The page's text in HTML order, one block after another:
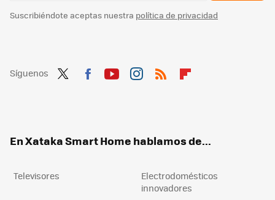
Suscribiéndote aceptas nuestra política de privacidad
Síguenos
En Xataka Smart Home hablamos de...
Televisores
Electrodomésticos
innovadores